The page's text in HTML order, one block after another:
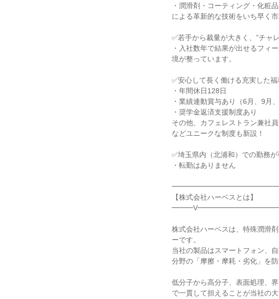
・潤滑剤・コーティング・化粧
による革新的な技術をいち早く
✅若手から裁量が大きく、”チャ
・入社数年で結果が出せるフィ
境が整っています。
✅安心して長く働ける充実した福
・年間休日128日
・業績連動賞与あり（6月、9月
・奨学金返済支援制度あり
その他、カフェレストラン兼社
などユニークな制度も新設！
✅埼玉県内（北浦和）での勤務
・転勤はありません
【株式会社ハーベスとは】
株式会社ハーベスは、特殊潤滑
ーです。
当社の製品はスマートフォン、
分野の「摩擦・摩耗・劣化」を
低分子から高分子、表面処理、
で一貫して担えることが当社の大